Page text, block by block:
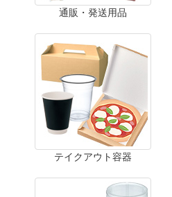
通販・発送用品
テイクアウト容器